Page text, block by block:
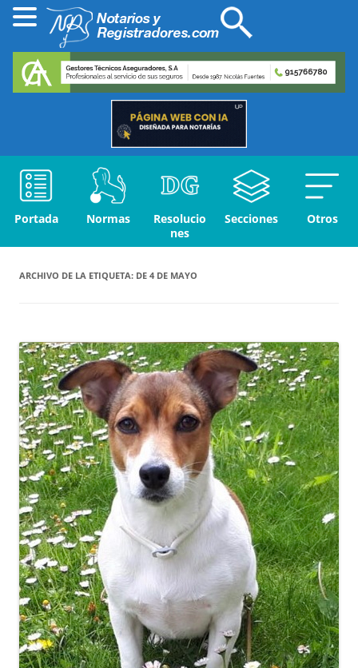
Portada Normas
Resolucio
nes
Secciones Otros
ARCHIVO DE LA ETIQUETA: DE 4 DE MAYO